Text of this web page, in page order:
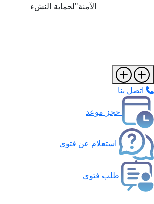
الآمنة"لحماية النشء
اتصل بنا
حجز موعد
استعلام عن فتوى
طلب فتوى